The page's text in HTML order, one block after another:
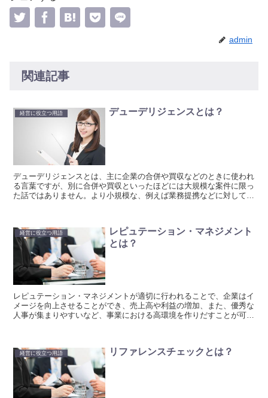
admin
関連記事
経営に役立つ用語 デューデリジェンスとは？
デューデリジェンスとは、主に企業の合併や買収などのときに使われ
る言葉ですが、別に合併や買収といったほどには大規模な案件に限っ
た話ではありません。より小規模な、例えば業務提携などに対しても
経営に役立つ用語
レピュテーション・マネジメント
とは？
レピュテーション・マネジメントが適切に行われることで、企業はイ
メージを向上させることができ、売上高や利益の増加、また、優秀な
人事が集まりやすいなど、事業における高環境を作りだすことが可能
経営に役立つ用語 リファレンスチェックとは？